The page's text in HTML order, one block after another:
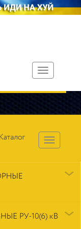
Toggle
navigation
РУ-10(6) кВ